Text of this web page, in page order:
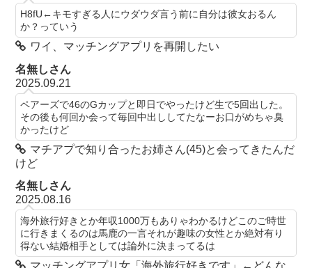
H8fU←キモすぎる人にウダウダ言う前に自分は彼女おるん
か？っていう
ワイ、マッチングアプリを再開したい
名無しさん
2025.09.21
ペアーズで46のGカップと即日でやったけど生で5回出した。
その後も何回か会って毎回中出ししてたなーお口がめちゃ臭
かったけど
マチアプで知り合ったお姉さん(45)と会ってきたんだ
けど
名無しさん
2025.08.16
海外旅行好きとか年収1000万もありゃわかるけどこのご時世
に行きまくるのは馬鹿の一言それが趣味の女性とか絶対有り
得ない結婚相手としては論外に決まってるは